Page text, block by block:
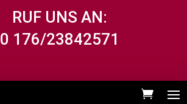
RUF UNS AN:
0 176/23842571